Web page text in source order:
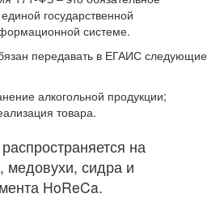
государственной
системе.
передавать в ЕГАИС следующие
алкогольной продукции;
товара.
на
медовухи, сидра и
HoReCa.